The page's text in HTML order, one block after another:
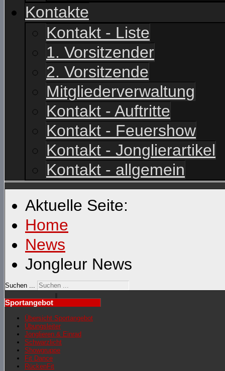
Kontakte
Kontakt - Liste
1. Vorsitzender
2. Vorsitzende
Mitgliederverwaltung
Kontakt - Auftritte
Kontakt - Feuershow
Kontakt - Jonglierartikel
Kontakt - allgemein
Aktuelle Seite:
Home
News
Jongleur News
Suchen ...
Sportangebot
Übersicht Sportangebot
Übungsleiter
Jonglieren & Einrad
Schwarzlicht
Showgruppe
Fit Dance
RückenFit